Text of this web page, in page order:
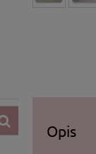
Opis